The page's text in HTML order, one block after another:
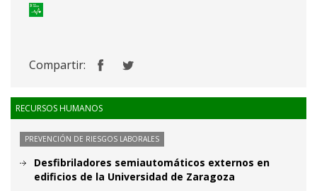
Compartir:
RECURSOS HUMANOS
PREVENCIÓN DE RIESGOS LABORALES
Desfibriladores semiautomáticos externos en
edificios de la Universidad de Zaragoza